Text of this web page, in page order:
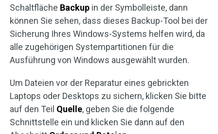
Schaltfläche Backup in der Symbolleiste, dann
können Sie sehen, dass dieses Backup-Tool bei der
Sicherung Ihres Windows-Systems helfen wird, da
alle zugehörigen Systempartitionen für die
Ausführung von Windows ausgewählt wurden.
Um Dateien vor der Reparatur eines gebrickten
Laptops oder Desktops zu sichern, klicken Sie bitte
auf den Teil Quelle, geben Sie die folgende
Schnittstelle ein und klicken Sie dann auf den